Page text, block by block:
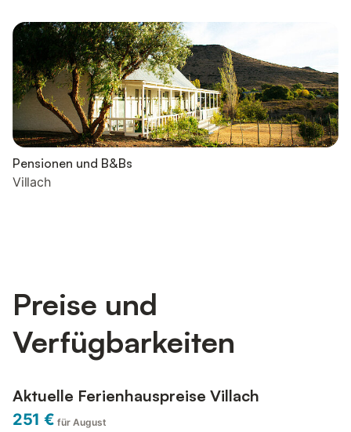
Pensionen und B&Bs
Villach
Preise und
Verfügbarkeiten
Aktuelle Ferienhauspreise Villach
251 € für August